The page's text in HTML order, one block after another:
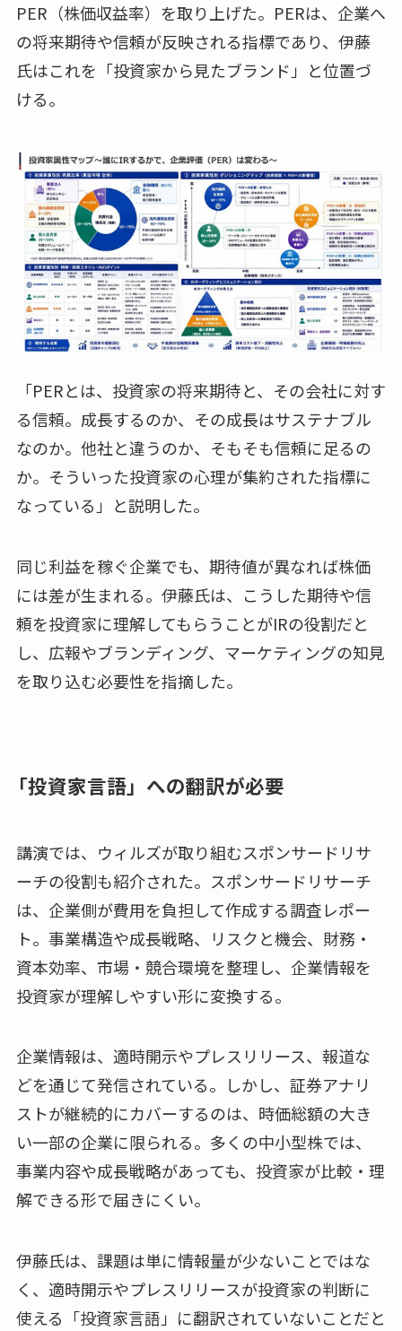
PER（株価収益率）を取り上げた。PERは、企業へ
の将来期待や信頼が反映される指標であり、伊藤
氏はこれを「投資家から見たブランド」と位置づ
ける。
「PERとは、投資家の将来期待と、その会社に対す
る信頼。成長するのか、その成長はサステナブル
なのか。他社と違うのか、そもそも信頼に足るの
か。そういった投資家の心理が集約された指標に
なっている」と説明した。
同じ利益を稼ぐ企業でも、期待値が異なれば株価
には差が生まれる。伊藤氏は、こうした期待や信
頼を投資家に理解してもらうことがIRの役割だと
し、広報やブランディング、マーケティングの知見
を取り込む必要性を指摘した。
「投資家言語」への翻訳が必要
講演では、ウィルズが取り組むスポンサードリサ
ーチの役割も紹介された。スポンサードリサーチ
は、企業側が費用を負担して作成する調査レポー
ト。事業構造や成長戦略、リスクと機会、財務・
資本効率、市場・競合環境を整理し、企業情報を
投資家が理解しやすい形に変換する。
企業情報は、適時開示やプレスリリース、報道な
どを通じて発信されている。しかし、証券アナリ
ストが継続的にカバーするのは、時価総額の大き
い一部の企業に限られる。多くの中小型株では、
事業内容や成長戦略があっても、投資家が比較・理
解できる形で届きにくい。
伊藤氏は、課題は単に情報量が少ないことではな
く、適時開示やプレスリリースが投資家の判断に
使える「投資家言語」に翻訳されていないことだと